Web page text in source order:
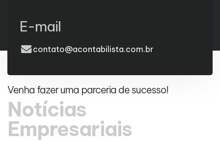
E-mail
contato@acontabilista.com.br
Venha fazer uma parceria de sucesso!
Notícias
Empresariais